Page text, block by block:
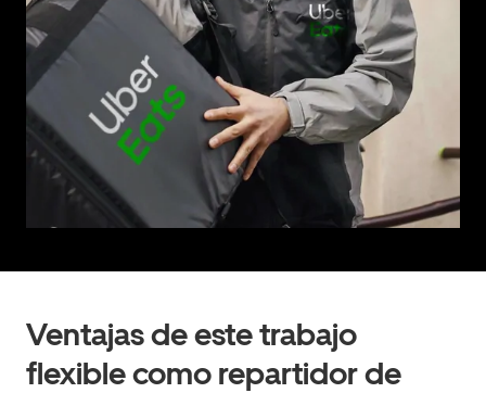
Ventajas de este trabajo
flexible como repartidor de